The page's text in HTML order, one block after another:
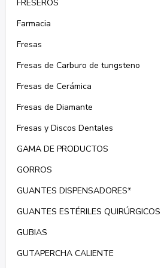
FRESEROS
Farmacia
Fresas
Fresas de Carburo de tungsteno
Fresas de Cerámica
Fresas de Diamante
Fresas y Discos Dentales
GAMA DE PRODUCTOS
GORROS
GUANTES DISPENSADORES*
GUANTES ESTÉRILES QUIRÚRGICOS
GUBIAS
GUTAPERCHA CALIENTE